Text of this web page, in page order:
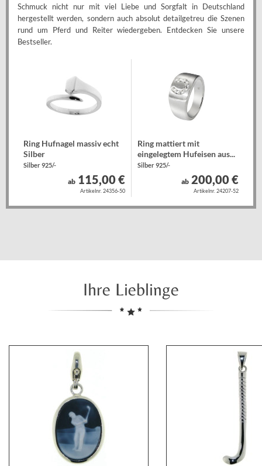
Schmuck nicht nur mit viel Liebe und Sorgfalt in Deutschland
hergestellt werden, sondern auch absolut detailgetreu die Szenen
rund um Pferd und Reiter wiedergeben. Entdecken Sie unsere
Bestseller.
Ring Hufnagel massiv echt
Silber
Silber 925/-
ab115,00 €
Artikelnr. 24356-50
Ring mattiert mit
eingelegtem Hufeisen aus...
Silber 925/-
ab 200,00 €
Artikelnr. 24207-52
Ihre Lieblinge